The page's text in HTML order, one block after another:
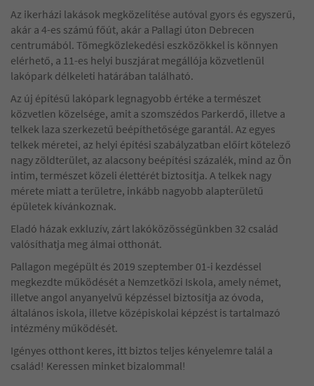
Az ikerházi lakások megközelítése autóval gyors és egyszerű,
akár a 4-es számú főút, akár a Pallagi úton Debrecen
centrumából. Tömegközlekedési eszközökkel is könnyen
elérhető, a 11-es helyi buszjárat megállója közvetlenül
lakópark délkeleti határában található.
Az új építésű lakópark legnagyobb értéke a természet
közvetlen közelsége, amit a szomszédos Parkerdő, illetve a
telkek laza szerkezetű beépíthetősége garantál. Az egyes
telkek méretei, az helyi építési szabályzatban előírt kötelező
nagy zöldterület, az alacsony beépítési százalék, mind az Ön
intim, természet közeli élettérét biztosítja. A telkek nagy
mérete miatt a területre, inkább nagyobb alapterületű
épületek kívánkoznak.
Eladó házak exkluzív, zárt lakóközösségünkben 32 család
valósíthatja meg álmai otthonát.
Pallagon megépült és 2019 szeptember 01-i kezdéssel
megkezdte működését a Nemzetközi Iskola, amely német,
illetve angol anyanyelvű képzéssel biztosítja az óvoda,
általános iskola, illetve középiskolai képzést is tartalmazó
intézmény működését.
Igényes otthont keres, itt biztos teljes kényelemre talál a
család! Keressen minket bizalommal!